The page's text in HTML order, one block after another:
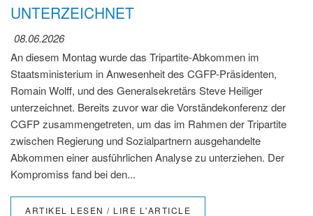
UNTERZEICHNET
08.06.2026
An diesem Montag wurde das Tripartite-Abkommen im
Staatsministerium in Anwesenheit des CGFP-Präsidenten,
Romain Wolff, und des Generalsekretärs Steve Heiliger
unterzeichnet. Bereits zuvor war die Vorständekonferenz der
CGFP zusammengetreten, um das im Rahmen der Tripartite
zwischen Regierung und Sozialpartnern ausgehandelte
Abkommen einer ausführlichen Analyse zu unterziehen. Der
Kompromiss fand bei den...
ARTIKEL LESEN / LIRE L'ARTICLE